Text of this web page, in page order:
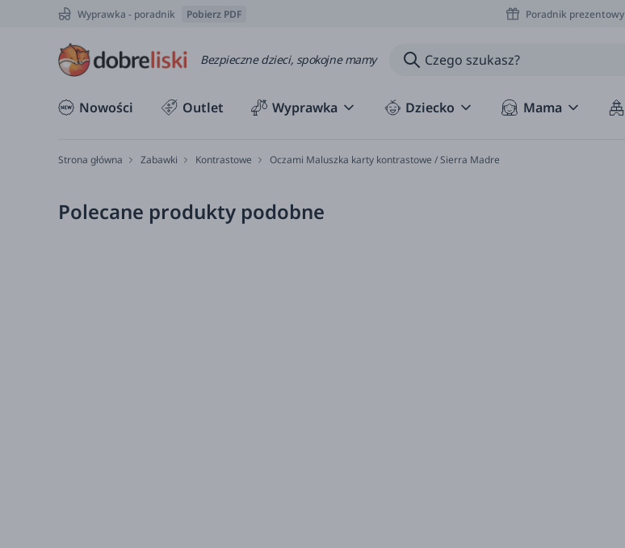
Wyprawka - poradnik Pobierz PDF Poradnik prezentowy
Bezpieczne dzieci, spokojne mamy
Nowości Outlet Wyprawka Dziecko Mama
Strona główna Zabawki Kontrastowe Oczami Maluszka karty kontrastowe / Sierra Madre
Polecane produkty podobne